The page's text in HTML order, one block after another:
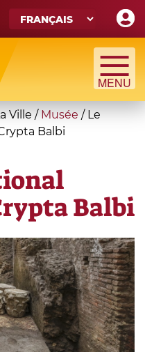
Ville / Musée / Le
Balbi
Balbi